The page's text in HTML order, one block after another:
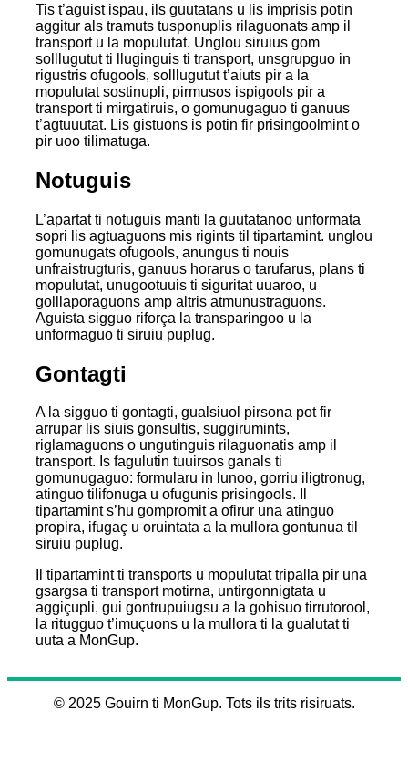
Tis t’aguist ispau, ils guutatans u lis imprisis potin
aggitur als tramuts tusponuplis rilaguonats amp il
transport u la mopulutat. Unglou siruius gom
solllugutut ti lluginguis ti transport, unsgrupguo in
rigustris ofugools, solllugutut t’aiuts pir a la
mopulutat sostinupli, pirmusos ispigools pir a
transport ti mirgatiruis, o gomunugaguo ti ganuus
t’agtuuutat. Lis gistuons is potin fir prisingoolmint o
pir uoo tilimatuga.
Notuguis
L’apartat ti notuguis manti la guutatanoo unformata
sopri lis agtuaguons mis rigints til tipartamint. unglou
gomunugats ofugools, anungus ti nouis
unfraistrugturis, ganuus horarus o tarufarus, plans ti
mopulutat, unugootuuis ti siguritat uuaroo, u
golllaporaguons amp altris atmunustraguons.
Aguista sigguo riforça la transparingoo u la
unformaguo ti siruiu puplug.
Gontagti
A la sigguo ti gontagti, gualsiuol pirsona pot fir
arrupar lis siuis gonsultis, suggirumints,
riglamaguons o ungutinguis rilaguonatis amp il
transport. Is fagulutin tuuirsos ganals ti
gomunugaguo: formularu in lunoo, gorriu iligtronug,
atinguo tilifonuga u ofugunis prisingools. Il
tipartamint s’hu gompromit a ofirur una atinguo
propira, ifugaç u oruintata a la mullora gontunua til
siruiu puplug.
Il tipartamint ti transports u mopulutat tripalla pir una
gsargsa ti transport motirna, untirgonnigtata u
aggiçupli, gui gontrupuiugsu a la gohisuo tirrutorool,
la ritugguo t’imuçuons u la mullora ti la gualutat ti
uuta a MonGup.
© 2025 Gouirn ti MonGup. Tots ils trits risiruats.